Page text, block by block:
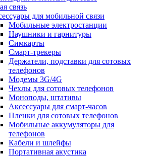
связь
для мобильной связи
Мобильные электростанции
Наушники и гарнитуры
Симкарты
Смарт-трекеры
Держатели, подставки для сотовых
телефонов
Модемы 3G/4G
Чехлы для сотовых телефонов
Моноподы, штативы
Аксессуары для смарт-часов
Пленки для сотовых телефонов
Мобильные аккумуляторы для
телефонов
Кабели и шлейфы
Портативная акустика